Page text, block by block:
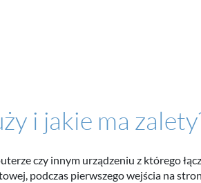
i jakie ma
czy innym urządzeniu z którego
podczas pierwszego wejścia na